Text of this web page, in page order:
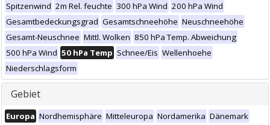
Spitzenwind 2m Rel. feuchte 300 hPa Wind 200 hPa Wind
Gesamtbedeckungsgrad Gesamtschneehöhe Neuschneehöhe
Gesamt-Neuschnee Mittl. Wolken 850 hPa Temp. Abweichung
500 hPa Wind 50 hPa Temp Schnee/Eis Wellenhoehe
Niederschlagsform
Gebiet
Europa Nordhemisphäre Mitteleuropa Nordamerika Dänemark